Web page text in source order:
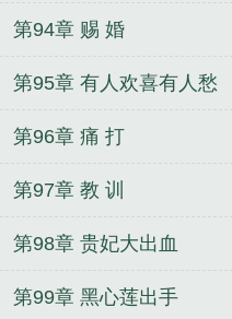
第94章 赐 婚
第95章 有人欢喜有人愁
第96章 痛 打
第97章 教 训
第98章 贵妃大出血
第99章 黑心莲出手